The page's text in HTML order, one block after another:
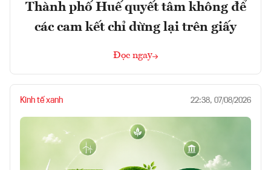
Thành phố Huế quyết tâm không để
các cam kết chỉ dừng lại trên giấy
Đọc ngay
Kinh tế xanh 22:38, 07/08/2026